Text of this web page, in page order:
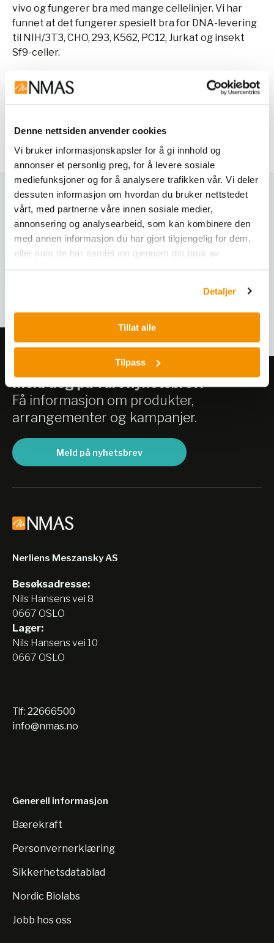
Denne nettsiden anvender cookies
Vi bruker informasjonskapsler for å gi innhold og
annonser et personlig preg, for å levere sosiale
mediefunksjoner og for å analysere trafikken vår. Vi deler
dessuten informasjon om hvordan du bruker nettstedet
vårt, med partnerne våre innen sosiale medier,
annonsering og analysearbeid, som kan kombinere den
med annen informasjon du har gjort tilgjengelig for dem,
eller som de har samlet inn gjennom din bruk av
Detaljer
Tillat alle
Tilpass
vivo og fungerer bra med mange cellelinjer. Vi har
funnet at det fungerer spesielt bra for DNA-levering
til NIH/3T3, CHO, 293, K562, PC12, Jurkat og insekt
Sf9-celler.
Varianter
Meld deg på vårt nyhetsbrev!
Få informasjon om produkter,
arrangementer og kampanjer.
Meld på nyhetsbrev
Nerliens Meszansky AS
Besøksadresse:
Nils Hansens vei 8
0667 OSLO
Lager:
Nils Hansens vei 10
0667 OSLO
Tlf: 22666500
info@nmas.no
Generell informasjon
Bærekraft
Personvernerklæring
Sikkerhetsdatablad
Nordic Biolabs
Jobb hos oss